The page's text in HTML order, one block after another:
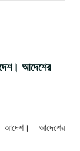
আদেশের
আদেশ। আদেশের